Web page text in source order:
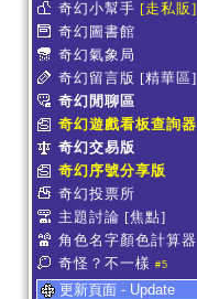
奇幻小幫手 [走私販]
奇幻圖書館
奇幻氣象局
奇幻留言版 [精華區]
奇幻閒聊區
奇幻遊戲看板查詢器
奇幻交易版
奇幻序號分享版
奇幻投票所
主題討論 [焦點]
角色名字顏色計算器
奇怪？不一樣 #5
更新頁面 - Update